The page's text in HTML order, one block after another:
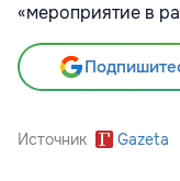
«мероприятие в
Источник Gazeta